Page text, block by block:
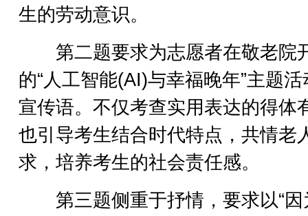
生的劳动意识。
第二题要求为志愿者在敬老院
的“人工智能(AI)与幸福晚年”主题活
宣传语。不仅考查实用表达的得体
也引导考生结合时代特点，共情老
求，培养考生的社会责任感。
第三题侧重于抒情，要求以“因